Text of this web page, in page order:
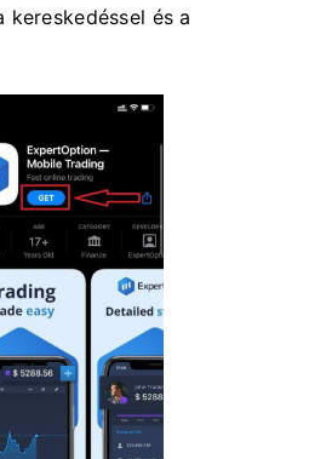
kereskedéssel és a